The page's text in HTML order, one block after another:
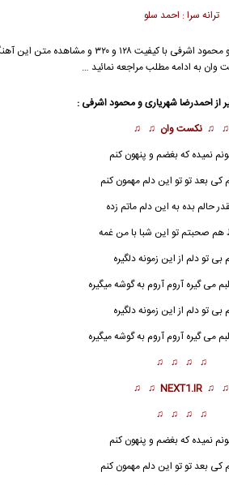
ترانه سرا : احمد سلو
محمود اشرفی
با کیفیت ۱۲۸ و ۳۲۰ و مشاهده متن
به ادامه مطلب مراجعه نمائید …
از احمدرضا شهریاری و محمود اشرفی :
♫ ♫ نکست وان ♫ ♫
نمیده که بغضم و پنهون کنم
کی بعد تو تو این دلم مهمون کنم
حالم بده به این دلم ماتم زده
هم صحبتم تو این شبا با من غمه
بی تو دلم از این زمونه دلگیره
می گیره آروم آروم به گوشه میگیره
بی تو دلم از این زمونه دلگیره
می گیره آروم آروم به گوشه میگیره
♫ ♫ ♫ ♫
♫ ♫
NEXT1.IR
♫ ♫
♫ ♫ ♫ ♫
نمیده که بغضم و پنهون کنم
کی بعد تو تو این دلم مهمون کنم